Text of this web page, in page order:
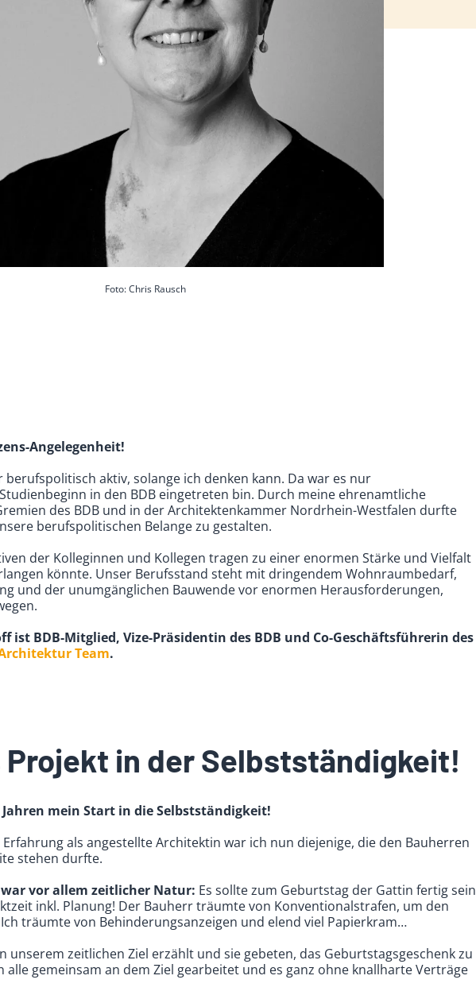
Foto: Chris Rausch
Angelegenheit!
berufspolitisch aktiv, solange ich denken kann. Da war es nur
in den BDB eingetreten bin. Durch meine ehrenamtliche
des BDB und in der Architektenkammer Nordrhein-Westfalen durfte
berufspolitischen Belange zu gestalten.
der Kolleginnen und Kollegen tragen zu einer enormen Stärke und Vielfalt
könnte. Unser Berufsstand steht mit dringendem Wohnraumbedarf,
und der unumgänglichen Bauwende vor enormen Herausforderungen,
ist BDB-Mitglied, Vize-Präsidentin des BDB und Co-Geschäftsführerin des
Team.
in der Selbstständigkeit!
mein Start in die Selbstständigkeit!
als angestellte Architektin war ich nun diejenige, die den Bauherren
stehen durfte.
vor allem zeitlicher Natur: Es sollte zum Geburtstag der Gattin fertig sein
inkl. Planung! Der Bauherr träumte von Konventionalstrafen, um den
träumte von Behinderungsanzeigen und elend viel Papierkram…
unserem zeitlichen Ziel erzählt und sie gebeten, das Geburtstagsgeschenk zu
alle gemeinsam an dem Ziel gearbeitet und es ganz ohne knallharte Verträge